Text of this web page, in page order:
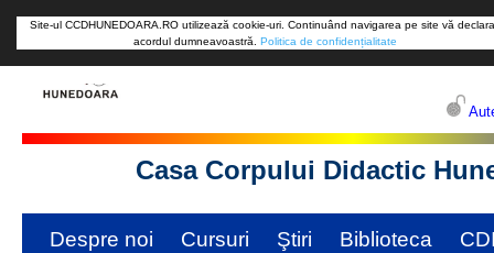
Site-ul CCDHUNEDOARA.RO utilizează cookie-uri. Continuând navigarea pe site vă
acordul dumneavoastră. Politica de confidențialitate
Casa Corpului Didactic
Despre noi Cursuri Ştiri Biblioteca